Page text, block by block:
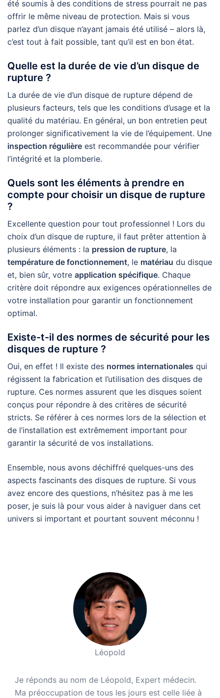
été soumis à des conditions de stress pourrait ne pas
offrir le même niveau de protection. Mais si vous
parlez d’un disque n’ayant jamais été utilisé – alors là,
c’est tout à fait possible, tant qu’il est en bon état.
Quelle est la durée de vie d’un disque de
rupture ?
La durée de vie d’un disque de rupture dépend de
plusieurs facteurs, tels que les conditions d’usage et la
qualité du matériau. En général, un bon entretien peut
prolonger significativement la vie de l’équipement. Une
inspection régulière est recommandée pour vérifier
l’intégrité et la plomberie.
Quels sont les éléments à prendre en
compte pour choisir un disque de rupture
?
Excellente question pour tout professionnel ! Lors du
choix d’un disque de rupture, il faut prêter attention à
plusieurs éléments : la pression de rupture, la
température de fonctionnement, le matériau du disque
et, bien sûr, votre application spécifique. Chaque
critère doit répondre aux exigences opérationnelles de
votre installation pour garantir un fonctionnement
optimal.
Existe-t-il des normes de sécurité pour les
disques de rupture ?
Oui, en effet ! Il existe des normes internationales qui
régissent la fabrication et l’utilisation des disques de
rupture. Ces normes assurent que les disques soient
conçus pour répondre à des critères de sécurité
stricts. Se référer à ces normes lors de la sélection et
de l’installation est extrêmement important pour
garantir la sécurité de vos installations.
Ensemble, nous avons déchiffré quelques-uns des
aspects fascinants des disques de rupture. Si vous
avez encore des questions, n’hésitez pas à me les
poser, je suis là pour vous aider à naviguer dans cet
univers si important et pourtant souvent méconnu !
Léopold
Je réponds au nom de Léopold, Expert médecin.
Ma préoccupation de tous les jours est celle liée à